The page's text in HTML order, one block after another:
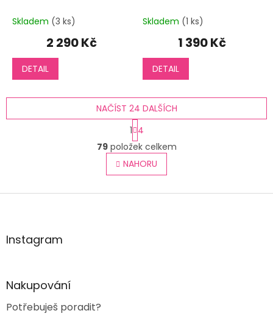
Skladem (3 ks)
2 290 Kč
DETAIL
Skladem (1 ks)
1 390 Kč
DETAIL
O
v
l
á
NAČÍST 24 DALŠÍCH
S
t
r
á
n
k
v
1 4
79položek celkem
NAHORU
Z
aInstagram
Nakupování
Potřebuješ poradit?